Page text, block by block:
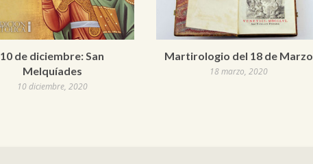
10 de diciembre: San
Melquíades
10 diciembre, 2020
Martirologio del 18 de Marzo
18 marzo, 2020